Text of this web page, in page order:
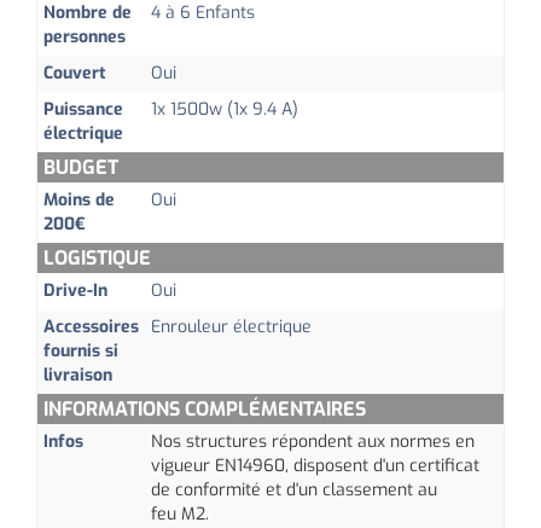
Nombre de
personnes
4 à 6 Enfants
Couvert
Oui
Puissance
électrique
1x 1500w (1x 9.4 A)
BUDGET
Moins de
200€
Oui
LOGISTIQUE
Drive-In
Oui
Accessoires
fournis si
livraison
Enrouleur électrique
INFORMATIONS COMPLÉMENTAIRES
Infos
Nos structures répondent aux normes en
vigueur EN14960, disposent d'un certificat
de conformité et d'un classement au
feu M2.